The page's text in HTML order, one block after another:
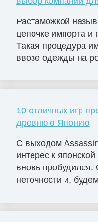
Растаможкой
цепочке импорта и
Такая процедура
ввозе одежды на
10 отличных игр
древнюю Японию
С выходом
интерес к
вновь пробудился.
неточности и,